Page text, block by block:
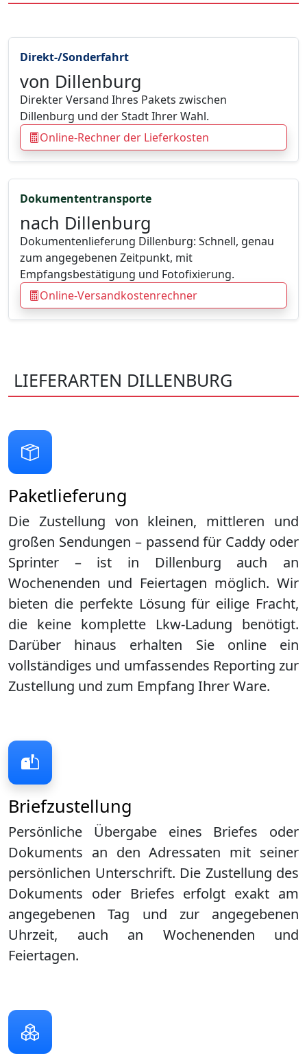
Direkt-/Sonderfahrt
von Dillenburg
Direkter Versand Ihres Pakets zwischen
Dillenburg und der Stadt Ihrer Wahl.
Online-Rechner der Lieferkosten
Dokumententransporte
nach Dillenburg
Dokumentenlieferung Dillenburg: Schnell, genau
zum angegebenen Zeitpunkt, mit
Empfangsbestätigung und Fotofixierung.
Online-Versandkostenrechner
LIEFERARTEN DILLENBURG
Briefzustellung
Persönliche Übergabe eines Briefes oder
Dokuments an den Adressaten mit seiner
persönlichen Unterschrift. Die Zustellung des
Dokuments oder Briefes erfolgt exakt am
angegebenen Tag und zur angegebenen
Uhrzeit, auch an Wochenenden und
Feiertagen.
Paketlieferung
Die Zustellung von kleinen, mittleren und
großen Sendungen – passend für Caddy oder
Sprinter – ist in Dillenburg auch an
Wochenenden und Feiertagen möglich. Wir
bieten die perfekte Lösung für eilige Fracht,
die keine komplette Lkw-Ladung benötigt.
Darüber hinaus erhalten Sie online ein
vollständiges und umfassendes Reporting zur
Zustellung und zum Empfang Ihrer Ware.